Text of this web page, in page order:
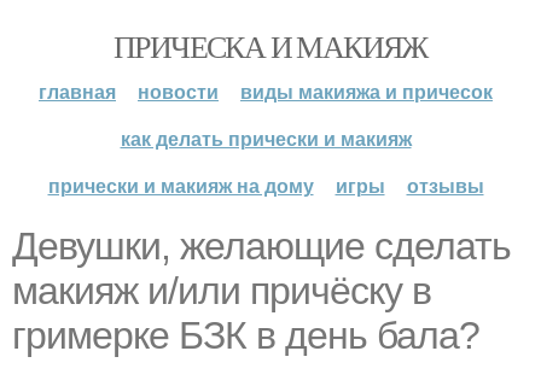
ПРИЧЕСКА И МАКИЯЖ
главная новости
виды макияжа и причесок
как делать прически и макияж
прически и макияж на дому
игры отзывы
Девушки, желающие сделать
макияж и/или причёску в
гримерке БЗК в день бала?